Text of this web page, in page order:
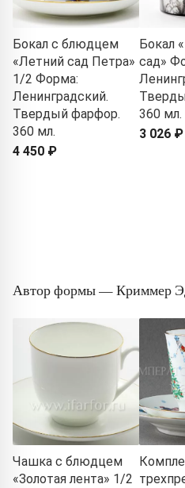
Бокал с блюдцем
«Летний сад Петра»
1/2 Форма:
Ленинградский.
Твердый фарфор.
360 мл.
4 450 ₽
Бокал
сад»
360 мл.
3 026 ₽
Автор формы — Криммер
Чашка с блюдцем
«Золотая лента» 1/2